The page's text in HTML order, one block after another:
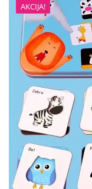
AKCIJA!